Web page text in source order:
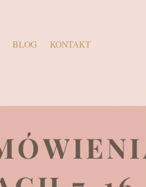
BLOG KONTAKT